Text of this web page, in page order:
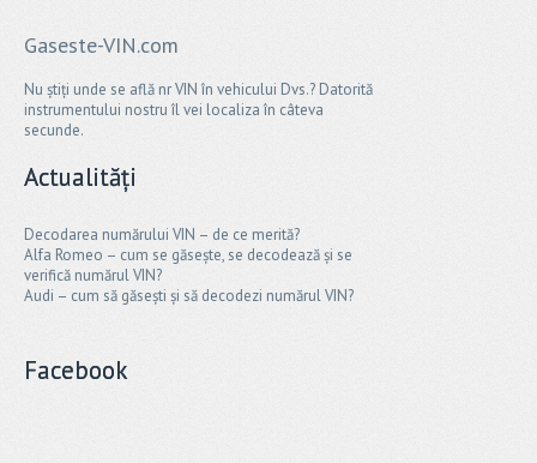
Gaseste-VIN.com
Nu știți unde se află nr VIN în vehicului Dvs.? Datorită
instrumentului nostru îl vei localiza în câteva
secunde.
Actualități
Decodarea numărului VIN – de ce merită?
Alfa Romeo – cum se găsește, se decodează și se
verifică numărul VIN?
Audi – cum să găsești și să decodezi numărul VIN?
Facebook